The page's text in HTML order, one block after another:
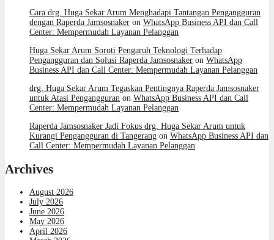
Cara drg. Huga Sekar Arum Menghadapi Tantangan Pengangguran
dengan Raperda Jamsosnaker on WhatsApp Business API dan Call
Center: Mempermudah Layanan Pelanggan
Huga Sekar Arum Soroti Pengaruh Teknologi Terhadap
Pengangguran dan Solusi Raperda Jamsosnaker on WhatsApp
Business API dan Call Center: Mempermudah Layanan Pelanggan
drg. Huga Sekar Arum Tegaskan Pentingnya Raperda Jamsosnaker
untuk Atasi Pengangguran on WhatsApp Business API dan Call
Center: Mempermudah Layanan Pelanggan
Raperda Jamsosnaker Jadi Fokus drg. Huga Sekar Arum untuk
Kurangi Pengangguran di Tangerang on WhatsApp Business API dan
Call Center: Mempermudah Layanan Pelanggan
Archives
August 2026
July 2026
June 2026
May 2026
April 2026